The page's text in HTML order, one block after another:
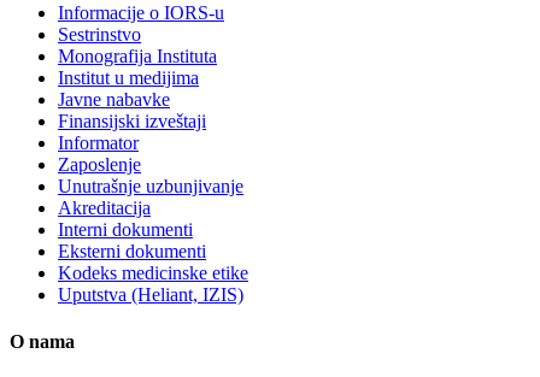
Informacije o IORS-u
Sestrinstvo
Monografija Instituta
Institut u medijima
Javne nabavke
Finansijski izveštaji
Informator
Zaposlenje
Unutrašnje uzbunjivanje
Akreditacija
Interni dokumenti
Eksterni dokumenti
Kodeks medicinske etike
Uputstva (Heliant, IZIS)
O nama